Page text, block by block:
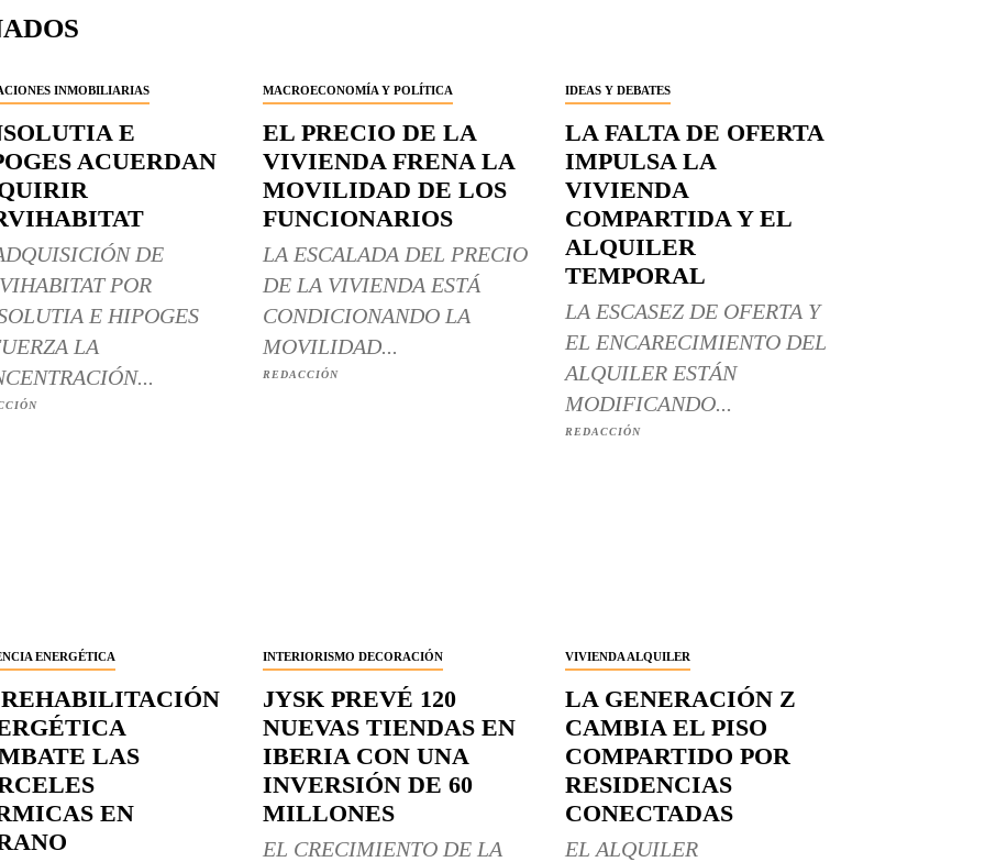
INMOBILIARIAS
E
ACUERDAN
DE
POR
E HIPOGES
LA
MACROECONOMÍA Y POLÍTICA
EL PRECIO DE LA
VIVIENDA FRENA LA
MOVILIDAD DE LOS
FUNCIONARIOS
LA ESCALADA DEL PRECIO
DE LA VIVIENDA ESTÁ
CONDICIONANDO LA
MOVILIDAD...
REDACCIÓN
IDEAS Y DEBATES
LA FALTA DE OFERTA
IMPULSA LA
VIVIENDA
COMPARTIDA Y EL
ALQUILER
TEMPORAL
LA ESCASEZ DE OFERTA Y
EL ENCARECIMIENTO DEL
ALQUILER ESTÁN
MODIFICANDO...
REDACCIÓN
ENERGÉTICA
LAS
EN
INTERIORISMO DECORACIÓN
JYSK PREVÉ 120
NUEVAS TIENDAS EN
IBERIA CON UNA
INVERSIÓN DE 60
MILLONES
EL CRECIMIENTO DE LA
VIVIENDA ALQUILER
LA GENERACIÓN Z
CAMBIA EL PISO
COMPARTIDO POR
RESIDENCIAS
CONECTADAS
EL ALQUILER